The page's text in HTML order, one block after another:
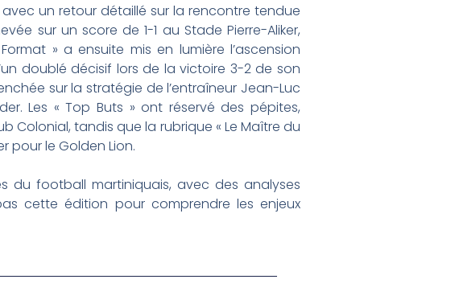
un retour détaillé sur la rencontre tendue
sur un score de 1-1 au Stade Pierre-Aliker,
» a ensuite mis en lumière l’ascension
doublé décisif lors de la victoire 3-2 de son
sur la stratégie de l’entraîneur Jean-Luc
Les « Top Buts » ont réservé des pépites,
Colonial, tandis que la rubrique « Le Maître du
pour le Golden Lion.
du football martiniquais, avec des analyses
cette édition pour comprendre les enjeux